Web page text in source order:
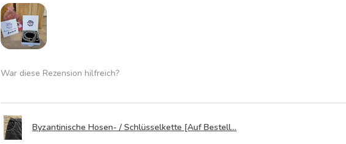
War diese Rezension hilfreich?
Byzantinische Hosen- / Schlüsselkette [Auf Bestell...